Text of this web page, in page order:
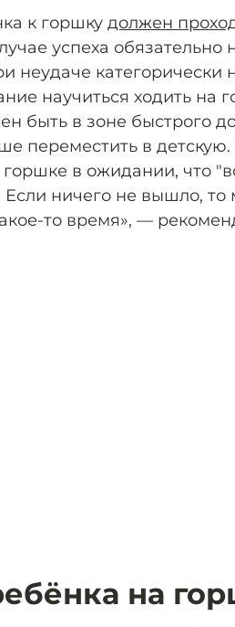
к горшку должен
успеха обязательно
неудаче категорически
научиться ходить на
быть в зоне быстрого
переместить в
в ожидании, что
Если ничего не вышло,
то время», —
на